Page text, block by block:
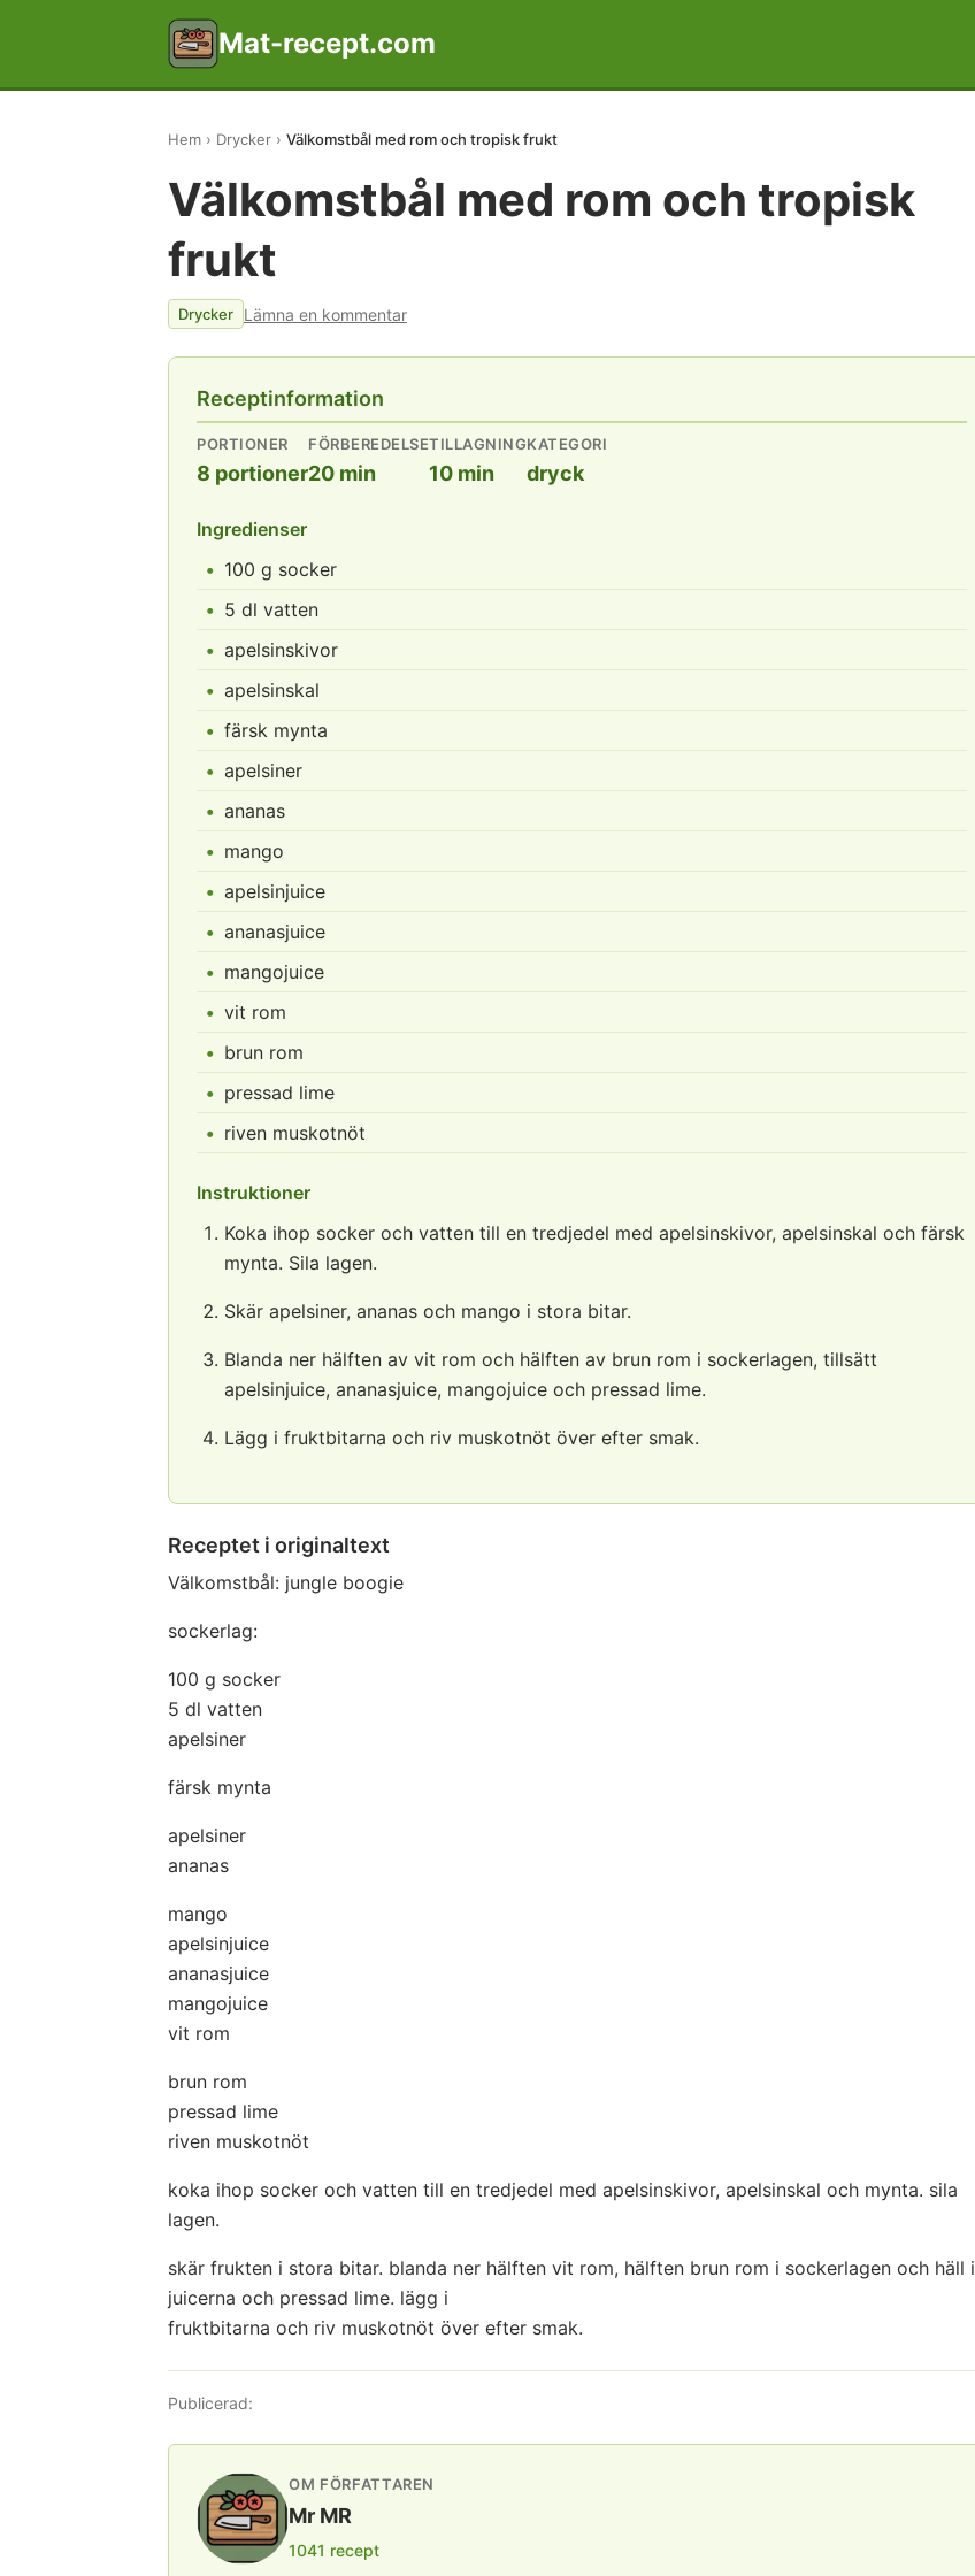
Mat-recept.com
Hem Drycker Välkomstbål med rom och tropisk frukt
Välkomstbål med rom och tropisk
frukt
Drycker Lämna en kommentar
Receptinformation
PORTIONER
8 portioner
FÖRBEREDELSE
20 min
TILLAGNING
10 min
KATEGORI
dryck
Ingredienser
100 g socker
5 dl vatten
apelsinskivor
apelsinskal
färsk mynta
apelsiner
ananas
mango
apelsinjuice
ananasjuice
mangojuice
vit rom
brun rom
pressad lime
riven muskotnöt
Instruktioner
Koka ihop socker och vatten till en tredjedel med apelsinskivor, apelsinskal och färsk
mynta. Sila lagen.
Skär apelsiner, ananas och mango i stora bitar.
Blanda ner hälften av vit rom och hälften av brun rom i sockerlagen, tillsätt
apelsinjuice, ananasjuice, mangojuice och pressad lime.
Lägg i fruktbitarna och riv muskotnöt över efter smak.
Receptet i originaltext
Välkomstbål: jungle boogie
sockerlag:
100 g socker
5 dl vatten
apelsiner
färsk mynta
apelsiner
ananas
mango
apelsinjuice
ananasjuice
mangojuice
vit rom
brun rom
pressad lime
riven muskotnöt
koka ihop socker och vatten till en tredjedel med apelsinskivor, apelsinskal och mynta. sila
lagen.
skär frukten i stora bitar. blanda ner hälften vit rom, hälften brun rom i sockerlagen och häll i
juicerna och pressad lime. lägg i
fruktbitarna och riv muskotnöt över efter smak.
Publicerad:
OM FÖRFATTAREN
Mr MR
1041 recept